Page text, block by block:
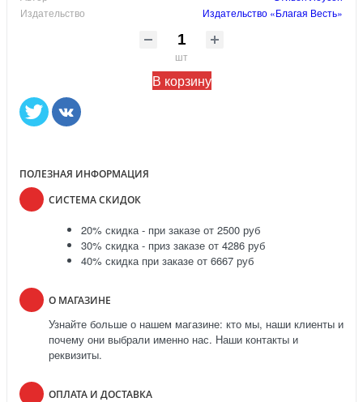
Издательство
Издательство «Благая Весть»
шт
В корзину
ПОЛЕЗНАЯ ИНФОРМАЦИЯ
СИСТЕМА СКИДОК
20% скидка - при заказе от 2500 руб
30% скидка - приз заказе от 4286 руб
40% скидка при заказе от 6667 руб
О МАГАЗИНЕ
Узнайте больше о нашем магазине: кто мы, наши клиенты и
почему они выбрали именно нас. Наши контакты и
реквизиты.
ОПЛАТА И ДОСТАВКА